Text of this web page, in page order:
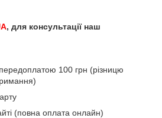
, для консультації наш
100 грн (різницю
(повна оплата онлайн)